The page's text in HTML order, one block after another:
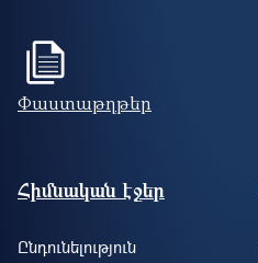
Փաստաթղթեր
Footer site information
Հիմնական էջեր
Ընդունելություն